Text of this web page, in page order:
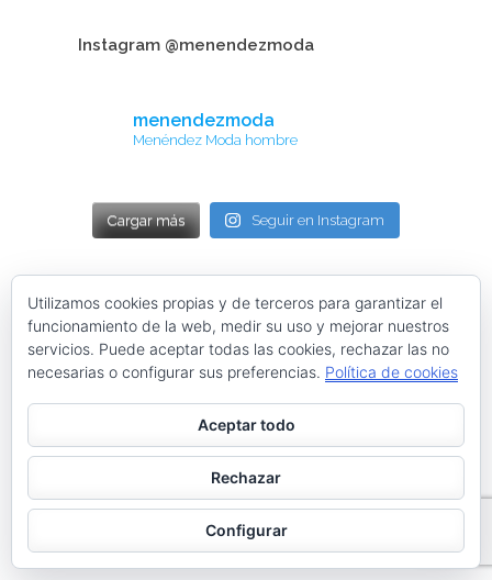
Instagram @menendezmoda
menendezmoda
Menéndez Moda hombre
Cargar más Seguir en Instagram
Contacta con nosotros
instagram
Web desarrollada por ©Roberto Menéndez Mateos
Utilizamos cookies propias y de terceros para garantizar el
funcionamiento de la web, medir su uso y mejorar nuestros
servicios. Puede aceptar todas las cookies, rechazar las no
necesarias o configurar sus preferencias. Política de cookies
Aceptar todo
Rechazar
Configurar